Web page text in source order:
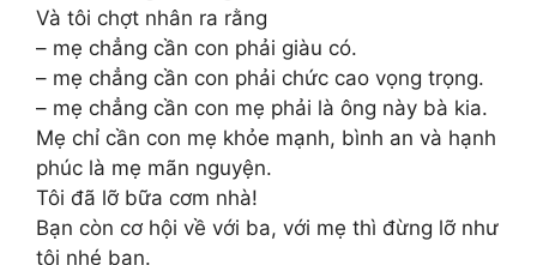
Và tôi chợt nhân ra rằng
– mẹ chẳng cần con phải giàu có.
– mẹ chẳng cần con phải chức cao vọng trọng.
– mẹ chẳng cần con mẹ phải là ông này bà kia.
Mẹ chỉ cần con mẹ khỏe mạnh, bình an và hạnh
phúc là mẹ mãn nguyện.
Tôi đã lỡ bữa cơm nhà!
Bạn còn cơ hội về với ba, với mẹ thì đừng lỡ như
tôi nhé bạn.